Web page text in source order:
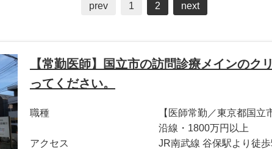
prev 1 2 next
【常勤医師】国立市の訪問診療メインのク
ってください。
職種
【医師常勤／東京都国
沿線・1800万円以上
アクセス
JR南武線 谷保駅より徒